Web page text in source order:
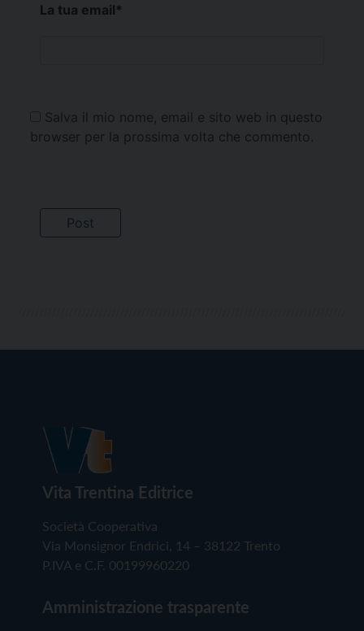
La tua email*
Salva il mio nome, email e sito web in questo
browser per la prossima volta che commento.
Vita Trentina Editrice
Società Cooperativa
Via Monsignor Endrici, 14 – 38122 Trento
P.IVA e C.F. 00199960220
Amministrazione trasparente